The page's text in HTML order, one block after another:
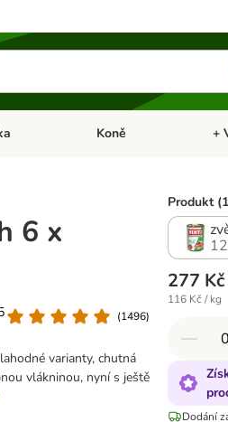
Ptáci Otevřít menu: Akvaristika
Koně +
6 x
(1496)
varianty, chutná
vlákninou, nyní s ještě
Produkt
277 Kč
116 Kč / kg
Dodání